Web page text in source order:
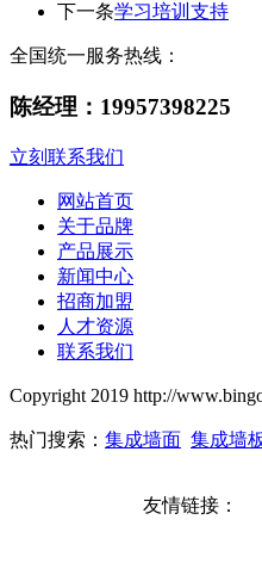
下一条学习培训支持
全国统一服务热线：
陈经理：19957398225
立刻联系我们
网站首页
关于品牌
产品展示
新闻中心
招商加盟
人才资源
联系我们
Copyright 2019 http://
热门搜索： 集成墙面 集成墙
友情链接：